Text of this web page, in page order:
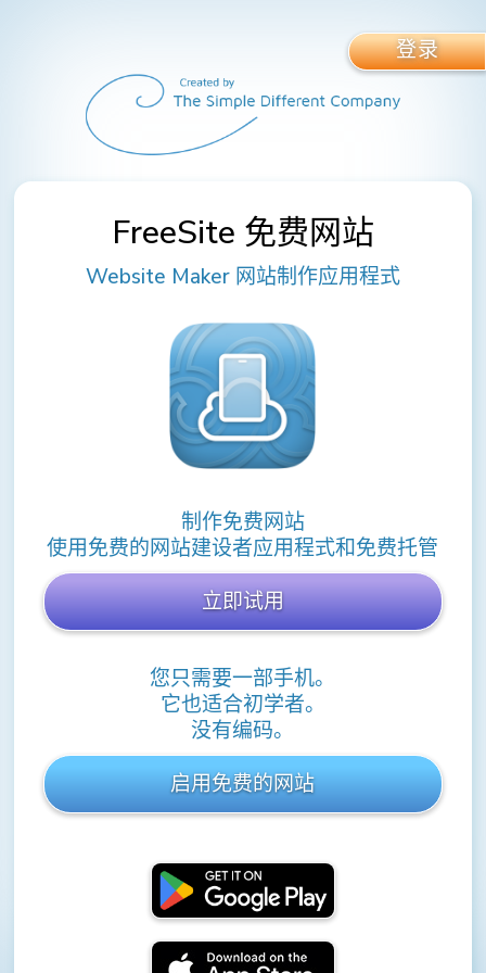
登录
FreeSite 免费网站
Website Maker 网站制作应用程式
制作免费网站
使用免费的网站建设者应用程式和免费托管
立即试用
您只需要一部手机。
它也适合初学者。
没有编码。
启用免费的网站